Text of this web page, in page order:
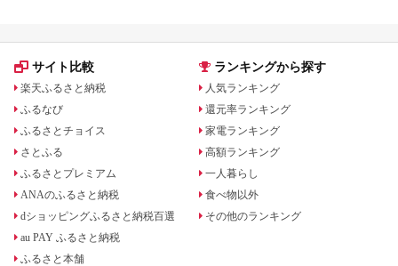
サイト比較
楽天ふるさと納税
ふるなび
ふるさとチョイス
さとふる
ふるさとプレミアム
ANAのふるさと納税
dショッピングふるさと納税百選
au PAY ふるさと納税
ふるさと本舗
ランキングから探す
人気ランキング
還元率ランキング
家電ランキング
高額ランキング
一人暮らし
食べ物以外
その他のランキング